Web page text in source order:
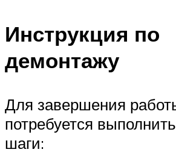
Инструкция по
демонтажу
Для завершения
потребуется
шаги: